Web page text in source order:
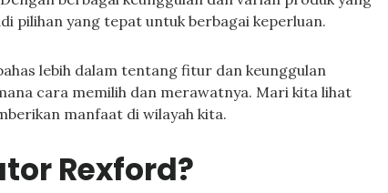
pilihan yang tepat untuk berbagai keperluan.
lebih dalam tentang fitur dan keunggulan
cara memilih dan merawatnya. Mari kita lihat
manfaat di wilayah kita.
Rexford?